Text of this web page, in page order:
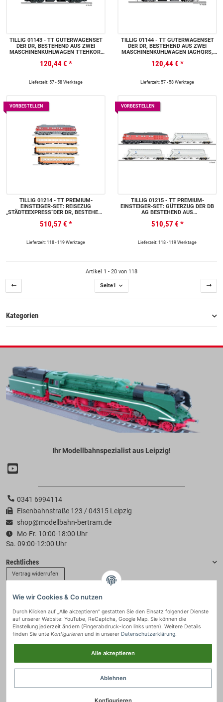
TILLIG 01143 - TT GÜTERWAGENSET
DER DR, BESTEHEND AUS ZWEI
MASCHINENKÜHLWAGEN TTEHKOR,
120,44 € *
Lieferzeit: 57 - 58 Werktage
TILLIG 01144 - TT GÜTERWAGENSET
DER DR, BESTEHEND AUS ZWEI
MASCHINENKÜHLWAGEN IAGHQRS,
120,44 € *
Lieferzeit: 57 - 58 Werktage
VORBESTELLEN
TILLIG 01214 - TT PREMIUM-
EINSTEIGER-SET: REISEZUG
„STÄDTEEXPRESS“DER DR, BESTEHEND
EINEM 1. KLASSE REISEZUGWAGEN
TYP Y/B 70, EINEM 2. KLASSE
EINEM SPEISEWAGEN WR, EP. IV
510,57 € *
Lieferzeit: 118 - 119 Werktage
VORBESTELLEN
TILLIG 01215 - TT PREMIUM-
EINSTEIGER-SET: GÜTERZUG DER DB
AG BESTEHEND AUS
STAUBBEHÄLTERWAGEN UACS, EP. V
510,57 € *
Lieferzeit: 118 - 119 Werktage
Artikel 1 - 20 von 118
Seite1
Kategorien
Ihr Modellbahnspezialist aus Leipzig!
0341 6994114
Eisenbahnstraße 123 / 04315 Leipzig
shop@modellbahn-bertram.de
Mo-Fr. 10:00-18:00 Uhr
Sa. 09:00-12:00 Uhr
Rechtliches
Vertrag widerrufen
Zahlung & Versand
Wie wir Cookies & Co nutzen
Durch Klicken auf „Alle akzeptieren“ gestatten Sie den Einsatz folgender Dienste
auf unserer Website: YouTube, ReCaptcha, Google Map. Sie können die
Einstellung jederzeit ändern (Fingerabdruck-Icon links unten). Weitere Details
finden Sie unte Konfigurieren und in unserer Datenschutzerklärung.
Alle akzeptieren
Ablehnen
Konfigurieren